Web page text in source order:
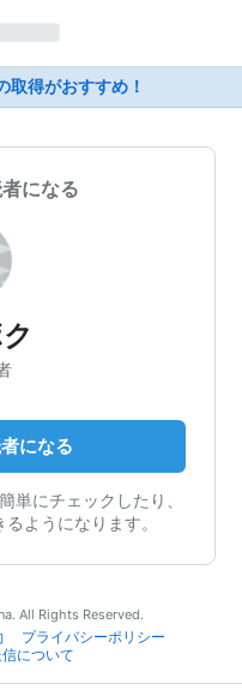
取得がおすすめ！
になる
になる
単にチェックしたり、
ようになります。
All Rights Reserved.
プライバシーポリシー
について